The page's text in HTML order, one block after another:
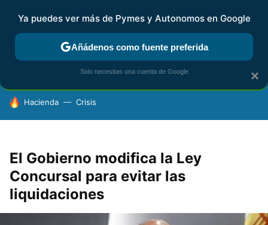
FISCALIDAD Y CONTABILIDAD KIT DIGITAL RENTA
HOY SE HABLA DE
Hacienda Crisis
El Gobierno modifica la Ley
Concursal para evitar las
liquidaciones
×
Ya puedes ver más de Pymes y Autonomos en Google
Añádenos como fuente preferida
Solo necesitas una cuenta de Google